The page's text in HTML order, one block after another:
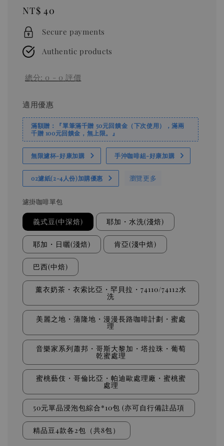
Regular
price
NT$ 40
Secure payments
Authentic products
總分: 0 - 0 評價
適用優惠
滿額贈：『單筆滿千贈 50元回饋金（下次使用），滿兩
千贈 100元回饋金，無上限。』
無限濾杯-好康加購 手沖咖啡組-好康加購
02濾紙(2-4人份)加購優惠 瀏覽更多
濾掛咖啡單包
義式豆(中深焙) 耶加・水洗(淺焙)
耶加・日曬(淺焙) 肯亞(淺中焙)
巴西(中焙)
薰衣奶茶・衣索比亞・罕貝拉・74110/74112水
洗
美麗之地・蒲隆地・漫漫長路咖啡計劃・蜜處
理
音樂家系列蕭邦・哥斯大黎加・塔拉珠・葡萄
乾蜜處理
蜜桃藝伎・哥倫比亞・帕迪歐處理廠・蜜桃蜜
處理
50元單品浸泡包綜合*10包 (亦可自行備註品項
精品豆4款各2包（共8包）